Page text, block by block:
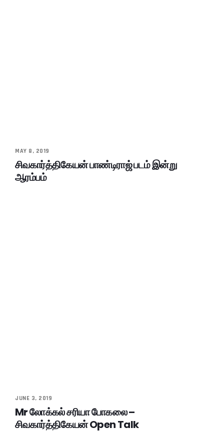
MAY 8, 2019
சிவகார்த்திகேயன் பாண்டிராஜ் படம் இன்று
ஆரம்பம்
JUNE 3, 2019
Mr லோக்கல் சரியா போகலை –
சிவகார்த்திகேயன் Open Talk